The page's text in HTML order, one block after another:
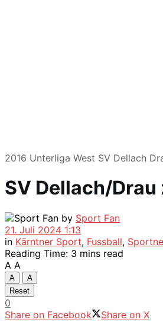
2016 Unterliga West SV Dellach
SV Dellach/
by Sport Fan
21. Juli 2024 1:13
in Kärntner Sport, Fussball,
Reading Time: 3 mins read
A A
A
A
Reset
0
Share on Facebook
Share on X